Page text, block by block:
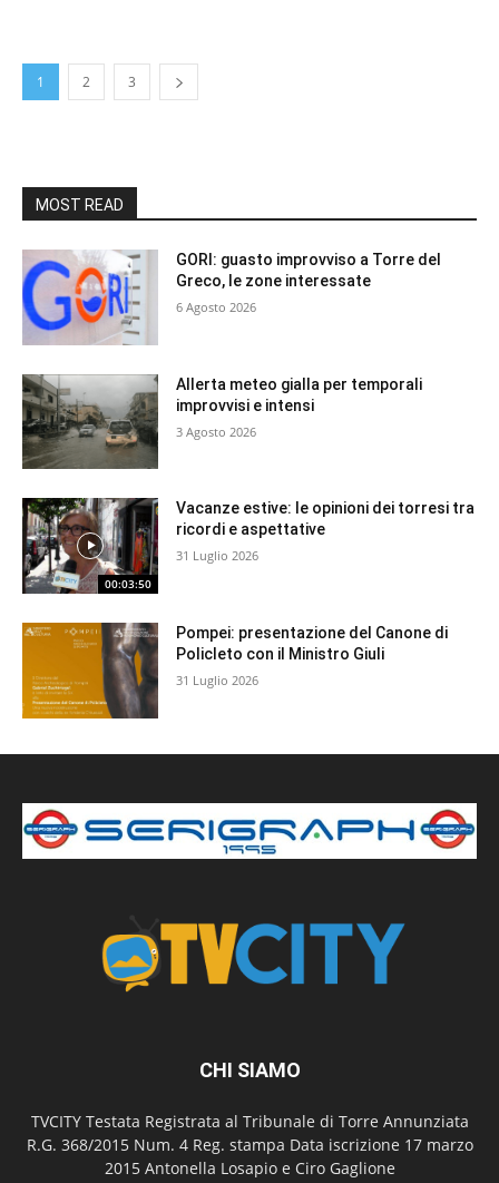
1 2 3
MOST READ
GORI: guasto improvviso a Torre del
Greco, le zone interessate
6 Agosto 2026
Allerta meteo gialla per temporali
improvvisi e intensi
3 Agosto 2026
00:03:50
Vacanze estive: le opinioni dei torresi tra
ricordi e aspettative
31 Luglio 2026
Pompei: presentazione del Canone di
Policleto con il Ministro Giuli
31 Luglio 2026
CHI SIAMO
TVCITY Testata Registrata al Tribunale di Torre Annunziata
R.G. 368/2015 Num. 4 Reg. stampa Data iscrizione 17 marzo
2015 Antonella Losapio e Ciro Gaglione